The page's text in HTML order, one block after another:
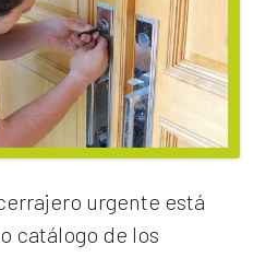
urgente está
catálogo de los